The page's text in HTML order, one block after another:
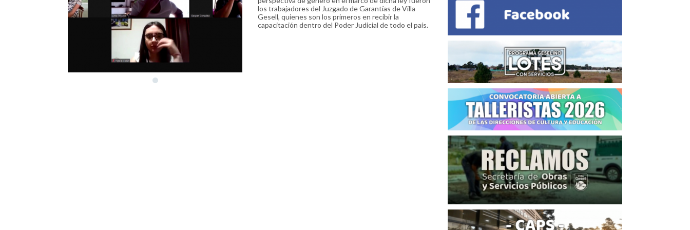
los trabajadores del Juzgado de Garantías de Villa
Gesell, quienes son los primeros en recibir la
capacitación dentro del Poder Judicial de todo el país.